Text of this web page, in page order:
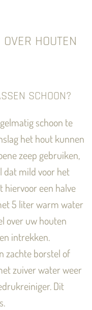
HOUTEN
SCHOON?
schoon te
het hout kunnen
zeep gebruiken,
dat mild voor het
hiervoor een halve
5 liter warm water
over uw houten
intrekken.
zachte borstel of
zuiver water weer
Dit